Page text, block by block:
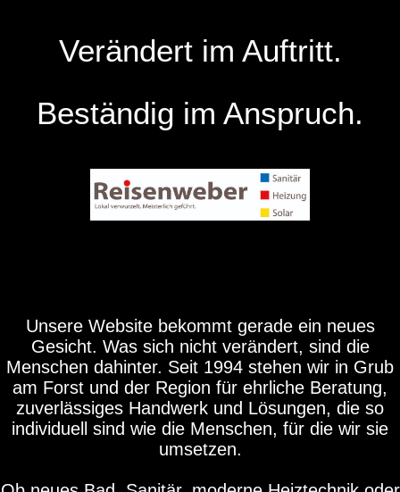
Verändert im Auftritt.
Beständig im Anspruch.
Unsere Website bekommt gerade ein neues
Gesicht. Was sich nicht verändert, sind die
Menschen dahinter. Seit 1994 stehen wir in Grub
am Forst und der Region für ehrliche Beratung,
zuverlässiges Handwerk und Lösungen, die so
individuell sind wie die Menschen, für die wir sie
umsetzen.